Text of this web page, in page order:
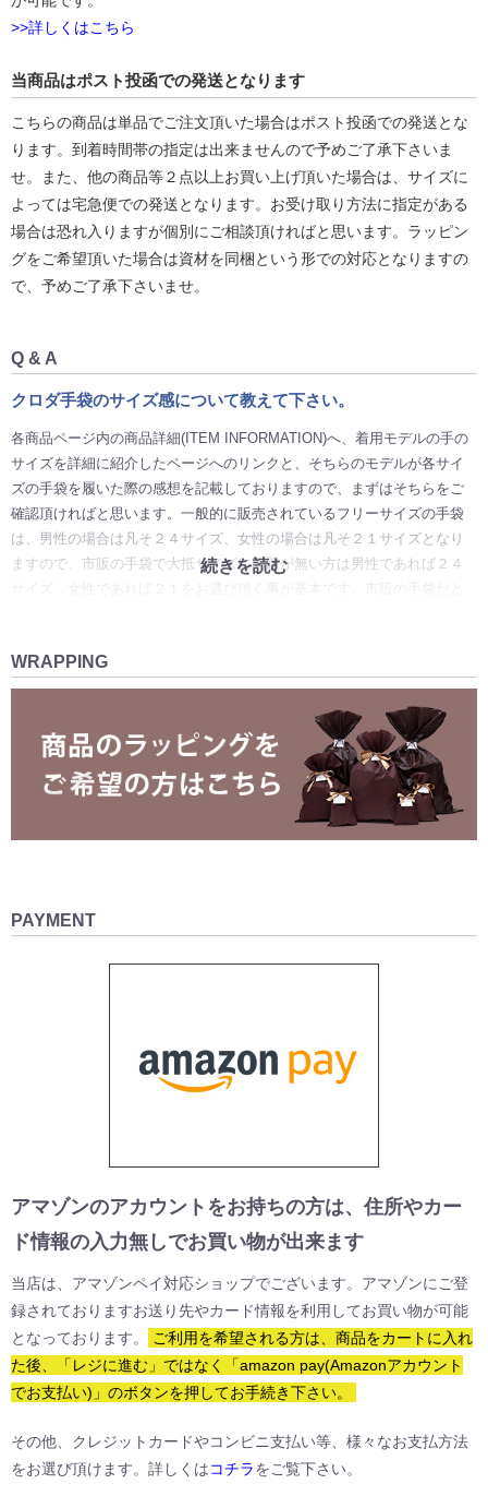
>>詳しくはこちら
当商品はポスト投函での発送となります
こちらの商品は単品でご注文頂いた場合はポスト投函での発送とな
ります。到着時間帯の指定は出来ませんので予めご了承下さいま
せ。また、他の商品等２点以上お買い上げ頂いた場合は、サイズに
よっては宅急便での発送となります。お受け取り方法に指定がある
場合は恐れ入りますが個別にご相談頂ければと思います。ラッピン
グをご希望頂いた場合は資材を同梱という形での対応となりますの
で、予めご了承下さいませ。
Q & A
クロダ手袋のサイズ感について教えて下さい。
各商品ページ内の商品詳細(ITEM INFORMATION)へ、着用モデルの手の
サイズを詳細に紹介したページへのリンクと、そちらのモデルが各サイ
ズの手袋を履いた際の感想を記載しておりますので、まずはそちらをご
確認頂ければと思います。一般的に販売されているフリーサイズの手袋
は、男性の場合は凡そ２４サイズ、女性の場合は凡そ２１サイズとなり
ますので、市販の手袋で大抵サイズに問題が無い方は男性であれば２４
に、サイズ選びの参考にして頂ければと思います。特にオールレザーの
革手袋は使用を重ねる毎に革が伸びますので、使い始めに少し窮屈で
も、段々と手に馴染んで参ります。心配な場合は事前にお問い合わせ頂
けましたら、出来る限りサイズ選びのお手伝いをさせて頂きます。ま
た、商品到着後にサイズが合わなかった場合、未使用品であれば当店は
往復送料無料でサイズ交換、もしくは別商品へ交換が可能です。適合サ
イズが欠品等の場合は、往復送料込み500円で返品も承っております。
クロダの手袋はシーズン中に一度しか仕入れがございませんので、基本
的に再入荷はございません。ご希望のカラーやサイズがお決まりでした
ら、なるべくお早めにご注文頂ければと思います。
当店ではクロダが原価をベースに計算した販売価格(小売り販売として設
かによっても変動する他、仕入れた原材料のコストや、生産ロット数、
するのですが、そういった人気品番は毎年早い段階で売り切れとなって
しまいますので、お目当ての商品が見つかりましたら、是非お早めにご
続きを読む
WRAPPING
PAYMENT
アマゾンのアカウントをお持ちの方は、住所やカー
ド情報の入力無しでお買い物が出来ます
当店は、アマゾンペイ対応ショップでございます。アマゾンにご登
録されておりますお送り先やカード情報を利用してお買い物が可能
となっております。
ご利用を希望される方は、商品をカートに入れ
た後、「レジに進む」ではなく「amazon pay(Amazonアカウント
でお支払い)」のボタンを押してお手続き下さい。
その他、クレジットカードやコンビニ支払い等、様々なお支払方法
をお選び頂けます。詳しくはコチラをご覧下さい。